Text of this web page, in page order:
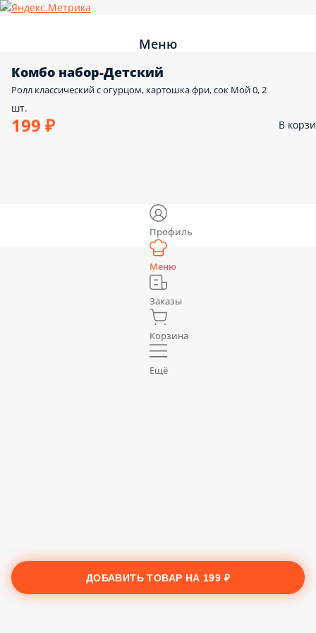
Меню
Комбо набор-Детский
Ролл классический с огурцом, картошка фри, сок Мой 0, 2
шт.
199 ₽ В
ДОБАВИТЬ ТОВАР НА 199 ₽
Профиль
Меню
Заказы
Корзина
Ещё